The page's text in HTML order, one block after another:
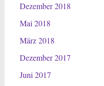
Dezember 2018
Mai 2018
März 2018
Dezember 2017
Juni 2017